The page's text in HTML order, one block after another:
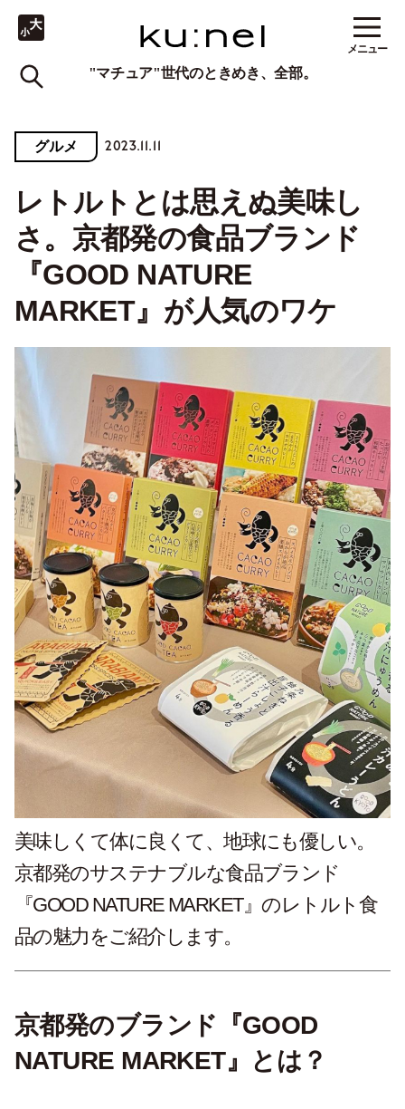
"マチュア"世代のときめき、全部。
メニュー
グルメ 2023.11.11
レトルトとは思えぬ美味し
さ。京都発の食品ブランド
『GOOD NATURE
MARKET』が人気のワケ
美味しくて体に良くて、地球にも優しい。
京都発のサステナブルな食品ブランド
『GOOD NATURE MARKET』のレトルト食
品の魅力をご紹介します。
京都発のブランド『GOOD
NATURE MARKET』とは？